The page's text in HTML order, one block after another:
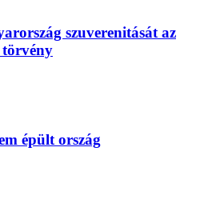
szuverenitását az
épült ország